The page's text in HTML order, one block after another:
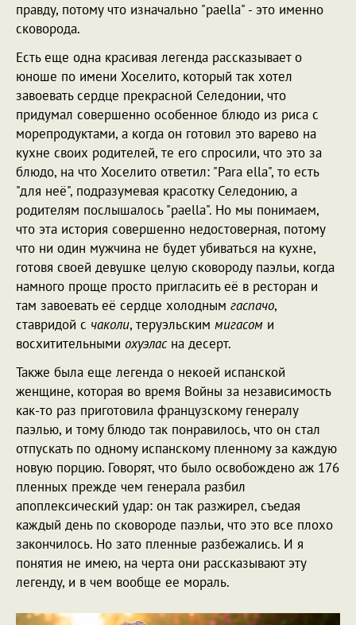
правду, потому что изначально "paella" - это именно
сковорода.
Есть еще одна красивая легенда рассказывает о
юноше по имени Хоселито, который так хотел
завоевать сердце прекрасной Селедонии, что
придумал совершенно особенное блюдо из риса с
морепродуктами, а когда он готовил это варево на
кухне своих родителей, те его спросили, что это за
блюдо, на что Хоселито ответил: "Para ella", то есть
"для неё", подразумевая красотку Селедонию, а
родителям послышалось "paella". Но мы понимаем,
что эта история совершенно недостоверная, потому
что ни один мужчина не будет убиваться на кухне,
готовя своей девушке целую сковороду паэльи, когда
намного проще просто пригласить её в ресторан и
там завоевать её сердце холодным гаспачо,
ставридой с чаколи, теруэльским мигасом и
восхитительными охуэласна десерт.
Также была еще легенда о некоей испанской
женщине, которая во время Войны за независимость
как-то раз приготовила французскому генералу
паэлью, и тому блюдо так понравилось, что он стал
отпускать по одному испанскому пленному за каждую
новую порцию. Говорят, что было освобождено аж 176
пленных прежде чем генерала разбил
апоплексический удар: он так разжирел, съедая
каждый день по сковороде паэльи, что это все плохо
закончилось. Но зато пленные разбежались. И я
понятия не имею, на черта они рассказывают эту
легенду, и в чем вообще ее мораль.